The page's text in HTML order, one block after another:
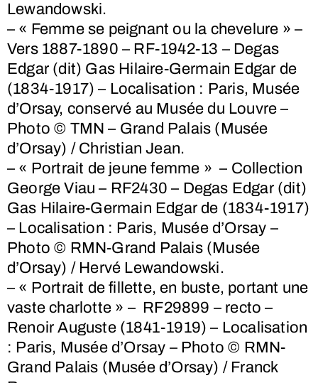
Lewandowski.
– « Femme se peignant ou la chevelure » –
Vers 1887-1890 – RF-1942-13 – Degas
Edgar (dit) Gas Hilaire-Germain Edgar de
(1834-1917) – Localisation : Paris, Musée
d’Orsay, conservé au Musée du Louvre –
Photo © TMN – Grand Palais (Musée
d’Orsay) / Christian Jean.
– « Portrait de jeune femme » – Collection
George Viau – RF2430 – Degas Edgar (dit)
Gas Hilaire-Germain Edgar de (1834-1917)
– Localisation : Paris, Musée d’Orsay –
Photo © RMN-Grand Palais (Musée
d’Orsay) / Hervé Lewandowski.
– « Portrait de fillette, en buste, portant une
vaste charlotte » – RF29899 – recto –
Renoir Auguste (1841-1919) – Localisation
: Paris, Musée d’Orsay – Photo © RMN-
Grand Palais (Musée d’Orsay) / Franck